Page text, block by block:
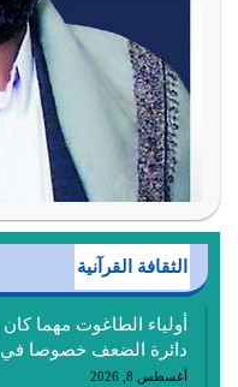
الثقافة القرآنية
أولياء الطاغوت مهما
دائرة الضعف خصوصا
أغسطس 8, 2026